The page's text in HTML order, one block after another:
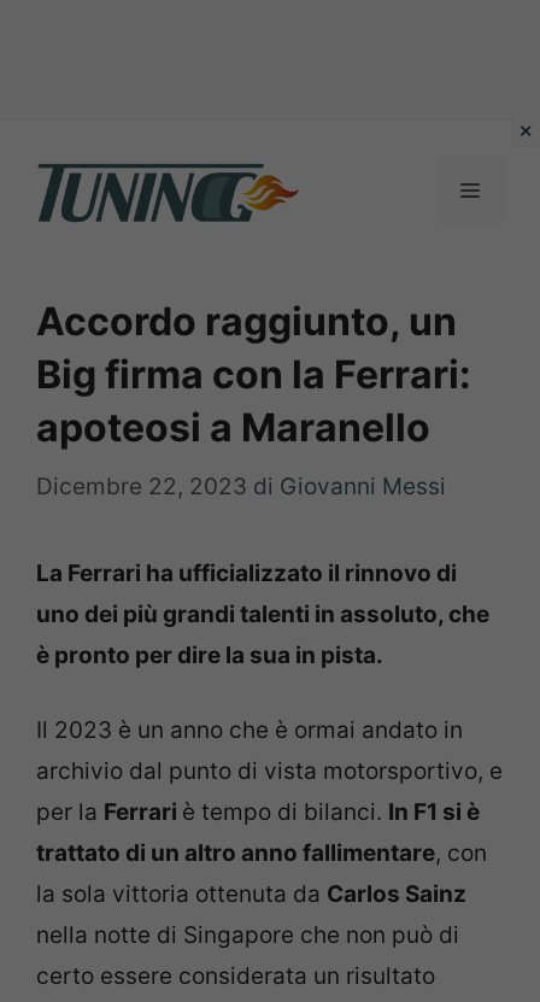
contenuto
Menu
Accordo raggiunto, un
Big firma con la Ferrari:
apoteosi a Maranello
Dicembre 22, 2023 di Giovanni Messi
La Ferrari ha ufficializzato il rinnovo di
uno dei più grandi talenti in assoluto, che
è pronto per dire la sua in pista.
Il 2023 è un anno che è ormai andato in
archivio dal punto di vista motorsportivo, e
per la Ferrari è tempo di bilanci. In F1 si è
trattato di un altro anno fallimentare, con
la sola vittoria ottenuta da Carlos Sainz
nella notte di Singapore che non può di
certo essere considerata un risultato